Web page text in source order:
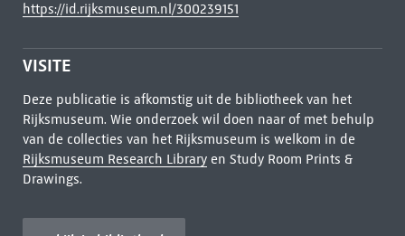
https://id.rijksmuseum.nl/300239151
VISITE
Deze publicatie is afkomstig uit de bibliotheek van het
Rijksmuseum. Wie onderzoek wil doen naar of met behulp
van de collecties van het Rijksmuseum is welkom in de
Rijksmuseum Research Libraryen Study Room Prints &
Drawings.